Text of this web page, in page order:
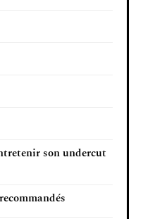
son undercut